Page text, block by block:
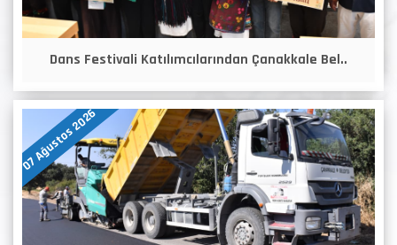
Dans Festivali Katılımcılarından Çanakkale Bel..
07 Ağustos 2026